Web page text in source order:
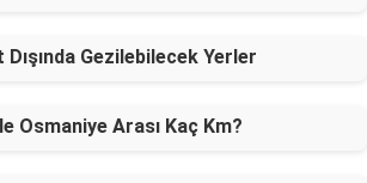
Dışında Gezilebilecek Yerler
Osmaniye Arası Kaç Km?